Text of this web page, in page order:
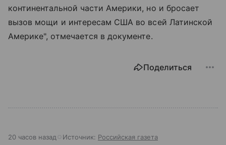
континентальной части Америки, но и бросает
вызов мощи и интересам США во всей Латинской
Америке", отмечается в документе.
Поделиться
20 часов назад Источник: Российская газета